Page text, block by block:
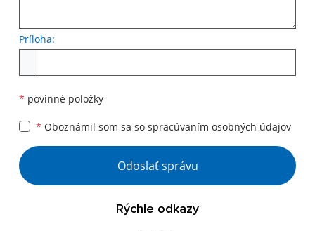
Príloha:
* povinné položky
* Oboznámil som sa so spracúvaním osobných údajov
Google reCaptcha Response
Odoslať správu
Rýchle odkazy